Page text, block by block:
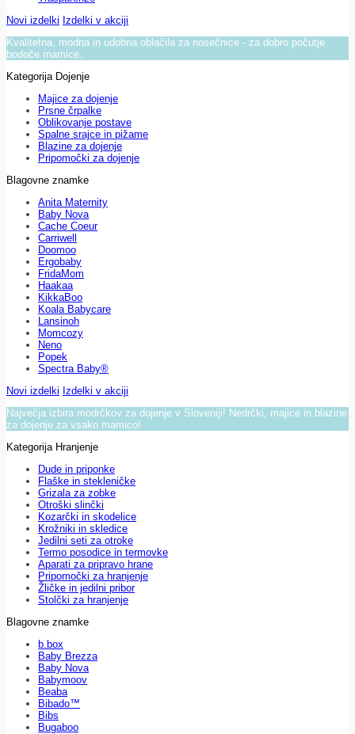
Novi izdelki Izdelki v akciji
Kvalitetna, modna in udobna oblačila za nosečnice - za dobro počutje
bodoče mamice.
Kategorija Dojenje
Majice za dojenje
Prsne črpalke
Oblikovanje postave
Spalne srajce in pižame
Blazine za dojenje
Pripomočki za dojenje
Blagovne znamke
Anita Maternity
Baby Nova
Cache Coeur
Carriwell
Doomoo
Ergobaby
FridaMom
Haakaa
KikkaBoo
Koala Babycare
Lansinoh
Momcozy
Neno
Popek
Spectra Baby®
Novi izdelki Izdelki v akciji
Največja izbira modrčkov za dojenje v Sloveniji! Nedrčki, majice in blazine
za dojenje za vsako mamico!
Kategorija Hranjenje
Dude in priponke
Flaške in stekleničke
Grizala za zobke
Otroški slinčki
Kozarčki in skodelice
Krožniki in skledice
Jedilni seti za otroke
Termo posodice in termovke
Aparati za pripravo hrane
Pripomočki za hranjenje
Žličke in jedilni pribor
Stolčki za hranjenje
Blagovne znamke
b.box
Baby Brezza
Baby Nova
Babymoov
Beaba
Bibado™
Bibs
Bugaboo